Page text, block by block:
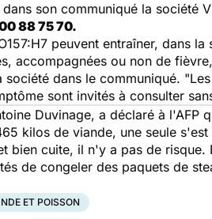
son communiqué la société
88 75 70.
peuvent entraîner, dans
accompagnées ou non de
société dans le communiqué.
sont invités à consulter
Duvinage, a déclaré à
kilos de viande, une seule
bien cuite, il n'y a pas de
de congeler des paquets de
ET POISSON